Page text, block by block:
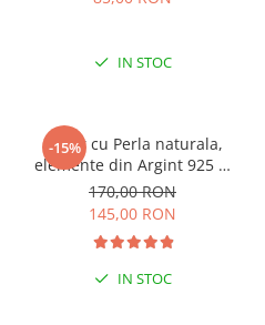
IN STOC
-15%
Colier cu Perla naturala,
elemente din Argint 925 si
margele Miyuki, multicolor
170,00 RON
145,00 RON
IN STOC